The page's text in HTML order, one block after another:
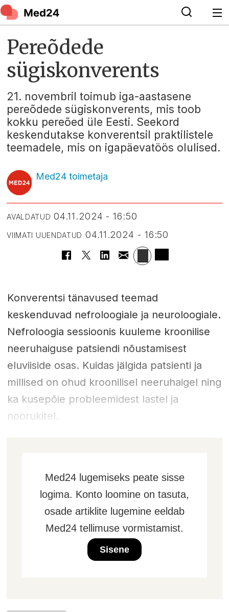
Pereõdede
sügiskonverents
21. novembril toimub iga-aastasene
pereõdede sügiskonverents, mis toob
kokku pereõed üle Eesti. Seekord
keskendutakse konverentsil praktilistele
teemadele, mis on igapäevatöös olulised.
Med24 toimetaja
AVALDATUD 04.11.2024 - 16:50
VIIMATI UUENDATUD 04.11.2024 - 16:50
Konverentsi tänavused teemad
keskenduvad nefroloogiale ja neuroloogiale.
Nefroloogia sessioonis kuuleme kroonilise
neeruhaiguse patsiendi nõustamisest
eluviiside osas. Kuidas jälgida patsienti ja
millised on ohud kroonilisel neeruhaigel ning
ka kusepõie probleemidest lastel ja
noorukitel.
Med24 lugemiseks peate sisse
logima. Konto loomine on tasuta,
osade artiklite lugemine eeldab
Med24 tellimuse vormistamist.
Sisene